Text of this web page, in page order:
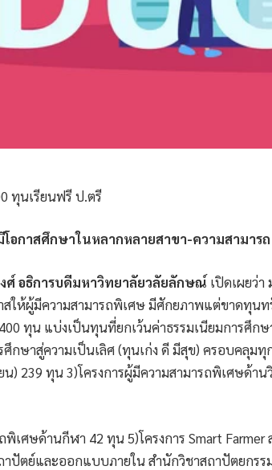
อกาสศึกษาในหลากหลายสาขา-ความสามาร
ศ์ อธิการบดีมหาวิทยาลัยวลัยลักษณ์ เปิดเผยว่
ให้ผู้มีความสามารถพิเศษ มีศักยภาพแต่ขาดทุน
ทุน แบ่งเป็นทุนที่ยกเว้นค่าธรรมเนียมการศึกษ
ษาสู่ความเป็นเลิศ (ทุนเก่ง ดี มีสุข) ครอบคลุมทุ
น) 239 ทุน 3)โครงการผู้มีความสามารถพิเศษด้า
พิเศษด้านกีฬา 42 ทุน 5)โครงการ Smart
าปัตย์และออกแบบภายใน สำนักวิชาสถาปัตยกร